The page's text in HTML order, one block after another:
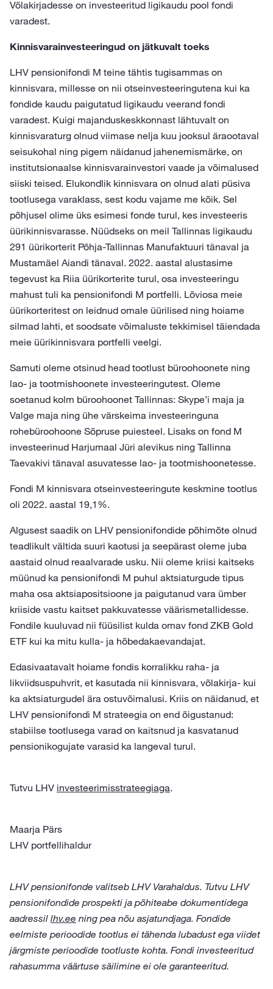
Võlakirjadesse on investeeritud ligikaudu pool fondi
varadest.
Kinnisvarainvesteeringud on jätkuvalt toeks
LHV pensionifondi M teine tähtis tugisammas on
kinnisvara, millesse on nii otseinvesteeringutena kui ka
fondide kaudu paigutatud ligikaudu veerand fondi
varadest. Kuigi majanduskeskkonnast lähtuvalt on
kinnisvaraturg olnud viimase nelja kuu jooksul äraootaval
seisukohal ning pigem näidanud jahenemismärke, on
institutsionaalse kinnisvarainvestori vaade ja võimalused
siiski teised. Elukondlik kinnisvara on olnud alati püsiva
tootlusega varaklass, sest kodu vajame me kõik. Sel
põhjusel olime üks esimesi fonde turul, kes investeeris
üürikinnisvarasse. Nüüdseks on meil Tallinnas ligikaudu
291 üürikorterit Põhja-Tallinnas Manufaktuuri tänaval ja
Mustamäel Aiandi tänaval. 2022. aastal alustasime
tegevust ka Riia üürikorterite turul, osa investeeringu
mahust tuli ka pensionifondi M portfelli. Lõviosa meie
üürikorteritest on leidnud omale üürilised ning hoiame
silmad lahti, et soodsate võimaluste tekkimisel täiendada
meie üürikinnisvara portfelli veelgi.
Samuti oleme otsinud head tootlust büroohoonete ning
lao- ja tootmishoonete investeeringutest. Oleme
soetanud kolm büroohoonet Tallinnas: Skype’i maja ja
Valge maja ning ühe värskeima investeeringuna
rohebüroohoone Sõpruse puiesteel. Lisaks on fond M
investeerinud Harjumaal Jüri alevikus ning Tallinna
Taevakivi tänaval asuvatesse lao- ja tootmishoonetesse.
Fondi M kinnisvara otseinvesteeringute keskmine tootlus
oli 2022. aastal 19,1%.
Algusest saadik on LHV pensionifondide põhimõte olnud
teadlikult vältida suuri kaotusi ja seepärast oleme juba
aastaid olnud reaalvarade usku. Nii oleme kriisi kaitseks
müünud ka pensionifondi M puhul aktsiaturgude tipus
maha osa aktsiapositsioone ja paigutanud vara ümber
kriiside vastu kaitset pakkuvatesse väärismetallidesse.
Fondile kuuluvad nii füüsilist kulda omav fond ZKB Gold
ETF kui ka mitu kulla- ja hõbedakaevandajat.
Edasivaatavalt hoiame fondis korralikku raha- ja
likviidsuspuhvrit, et kasutada nii kinnisvara, võlakirja- kui
ka aktsiaturgudel ära ostuvõimalusi. Kriis on näidanud, et
LHV pensionifondi M strateegia on end õigustanud:
stabiilse tootlusega varad on kaitsnud ja kasvatanud
pensionikogujate varasid ka langeval turul.
Tutvu LHV investeerimisstrateegiaga.
Maarja Pärs
LHV portfellihaldur
LHV pensionifonde valitseb LHV Varahaldus. Tutvu LHV
pensionifondide prospekti ja põhiteabe dokumentidega
aadressil lhv.ee ning pea nõu asjatundjaga. Fondide
eelmiste perioodide tootlus ei tähenda lubadust ega viidet
järgmiste perioodide tootluste kohta. Fondi investeeritud
rahasumma väärtuse säilimine ei ole garanteeritud.